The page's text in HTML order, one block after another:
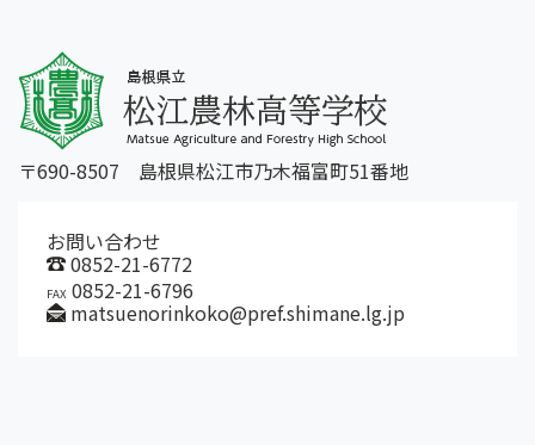
〒690-8507 島根県松江市乃木福富町51番地
お問い合わせ
0852-21-6772
FAX 0852-21-6796
matsuenorinkoko@pref.shimane.lg.jp